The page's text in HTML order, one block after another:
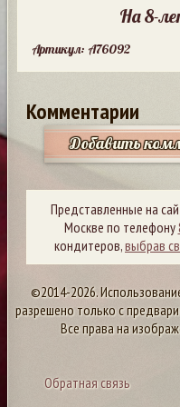
На 8-
Артикул: A76092
Комментарии
Добавить
Представленные на
Москве по телефону
кондитеров,выбрав
©2014-2026.
разрешено только с
Все права на
Обратная связь